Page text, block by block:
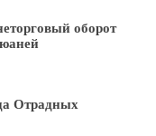
оборот
Отрадных